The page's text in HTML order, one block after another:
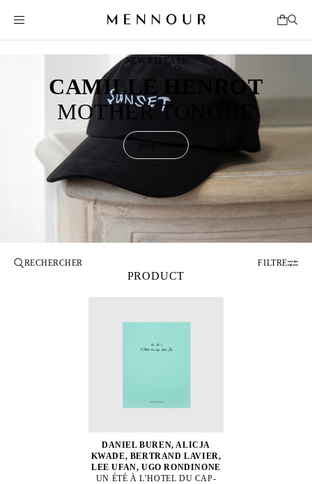
NEW RELEASE
CAMILLE HENROT
MOTHER TONGUE
PRODUCT
FILTRE
DANIEL BUREN, ALICJA
KWADE, BERTRAND LAVIER,
LEE UFAN, UGO RONDINONE
UN ÉTÉ À L’HOTEL DU CAP-